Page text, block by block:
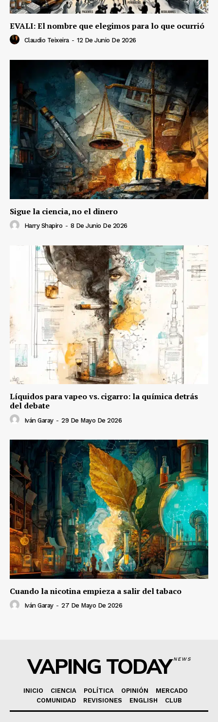
EVALI: El nombre que elegimos para lo que ocurrió
Claudio Teixeira - 12 De Junio De 2026
Sigue la ciencia, no el dinero
Harry Shapiro - 8 De Junio De 2026
Líquidos para vapeo vs. cigarro: la química detrás
del debate
Iván Garay - 29 De Mayo De 2026
Cuando la nicotina empieza a salir del tabaco
Iván Garay - 27 De Mayo De 2026
VAPING TODAYNEWS
INICIO CIENCIA POLÍTICA OPINIÓN
MERCADO
COMUNIDAD
REVISIONES ENGLISH CLUB